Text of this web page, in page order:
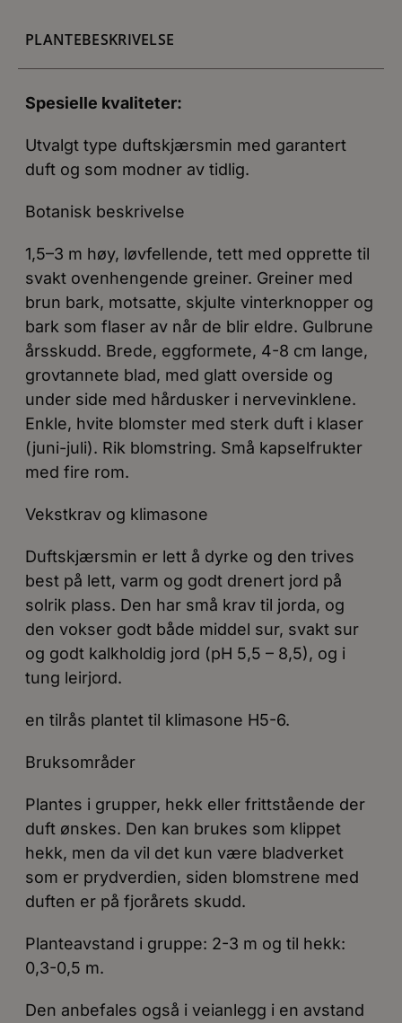
PLANTEBESKRIVELSE
Spesielle kvaliteter:
Utvalgt type duftskjærsmin med garantert
duft og som modner av tidlig.
Botanisk beskrivelse
1,5–3 m høy, løvfellende, tett med opprette til
svakt ovenhengende greiner. Greiner med
brun bark, motsatte, skjulte vinterknopper og
bark som flaser av når de blir eldre. Gulbrune
årsskudd. Brede, eggformete, 4-8 cm lange,
grovtannete blad, med glatt overside og
under side med hårdusker i nervevinklene.
Enkle, hvite blomster med sterk duft i klaser
(juni-juli). Rik blomstring. Små kapselfrukter
med fire rom.
Vekstkrav og klimasone
Duftskjærsmin er lett å dyrke og den trives
best på lett, varm og godt drenert jord på
solrik plass. Den har små krav til jorda, og
den vokser godt både middel sur, svakt sur
og godt kalkholdig jord (pH 5,5 – 8,5), og i
tung leirjord.
en tilrås plantet til klimasone H5-6.
Bruksområder
Plantes i grupper, hekk eller frittstående der
duft ønskes. Den kan brukes som klippet
hekk, men da vil det kun være bladverket
som er prydverdien, siden blomstrene med
duften er på fjorårets skudd.
Planteavstand i gruppe: 2-3 m og til hekk:
0,3-0,5 m.
Den anbefales også i veianlegg i en avstand